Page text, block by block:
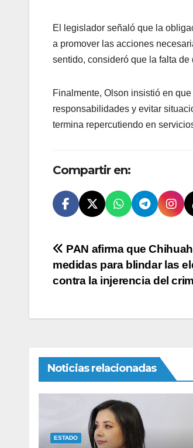
El legislador señaló que la
a promover las acciones
sentido, consideró que la falta
Finalmente, Olson insistió en
responsabilidades y evitar
termina repercutiendo en
Compartir en:
Navegación
de
PAN afirma que
medidas para blindar las
contra la injerencia del
Noticias relacionadas
ESTADO